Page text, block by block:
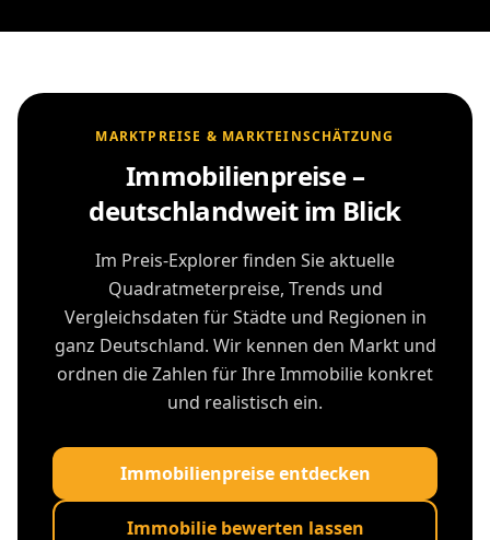
MARKTPREISE & MARKTEINSCHÄTZUNG
Immobilienpreise –
deutschlandweit im Blick
Im Preis-Explorer finden Sie aktuelle
Quadratmeterpreise, Trends und
Vergleichsdaten für Städte und Regionen in
ganz Deutschland. Wir kennen den Markt und
ordnen die Zahlen für Ihre Immobilie konkret
und realistisch ein.
Immobilienpreise entdecken
Immobilie bewerten lassen